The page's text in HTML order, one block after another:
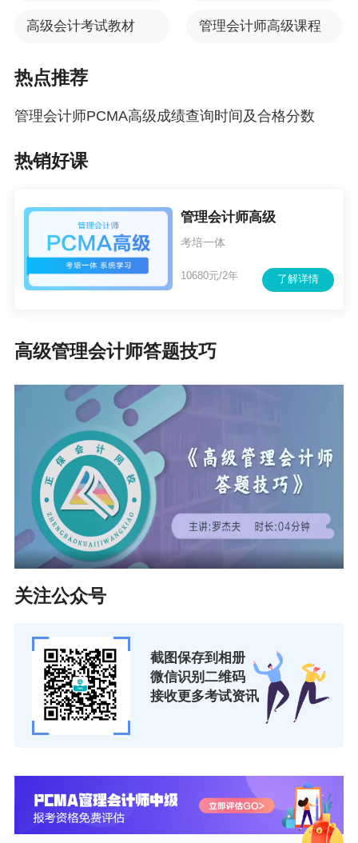
高级会计考试教材 管理会计师高级课程
热点推荐
管理会计师PCMA高级成绩查询时间及合格分数
热销好课
管理会计师高级
考培一体
了解详情
10680元/2年
高级管理会计师答题技巧
关注公众号
截图保存到相册
微信识别二维码
接收更多考试资讯